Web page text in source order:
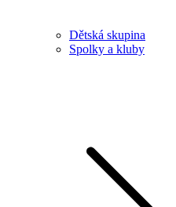
Dětská skupina
Spolky a kluby